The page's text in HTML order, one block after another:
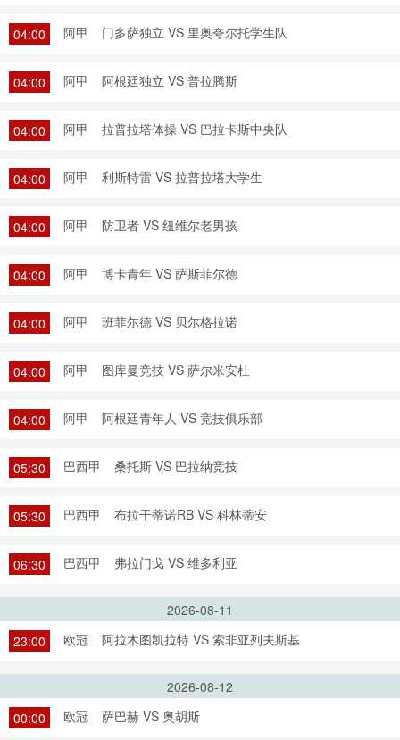
04:00 阿甲 门多萨独立 VS 里奥夸尔托学生队
04:00 阿甲 阿根廷独立 VS 普拉腾斯
04:00 阿甲 拉普拉塔体操 VS 巴拉卡斯中央队
04:00 阿甲 利斯特雷 VS 拉普拉塔大学生
04:00 阿甲 防卫者 VS 纽维尔老男孩
04:00 阿甲 博卡青年 VS 萨斯菲尔德
04:00 阿甲 班菲尔德 VS 贝尔格拉诺
04:00 阿甲 图库曼竞技 VS 萨尔米安杜
04:00 阿甲 阿根廷青年人 VS 竞技俱乐部
05:30 巴西甲 桑托斯 VS 巴拉纳竞技
05:30 巴西甲 布拉干蒂诺RB VS 科林蒂安
06:30 巴西甲 弗拉门戈 VS 维多利亚
2026-08-11
23:00
欧冠 阿拉木图凯拉特 VS 索非亚列夫斯基
2026-08-12
00:00
欧冠 萨巴赫 VS 奥胡斯